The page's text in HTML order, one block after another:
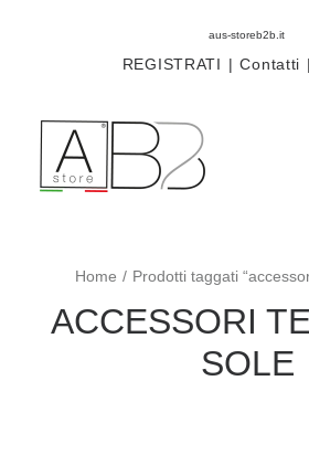
aus-storeb2b.it
REGISTRATI | Contatti |
Sistemi
Componenti
Home Prodotti taggati
ACCESSORI
SOLE